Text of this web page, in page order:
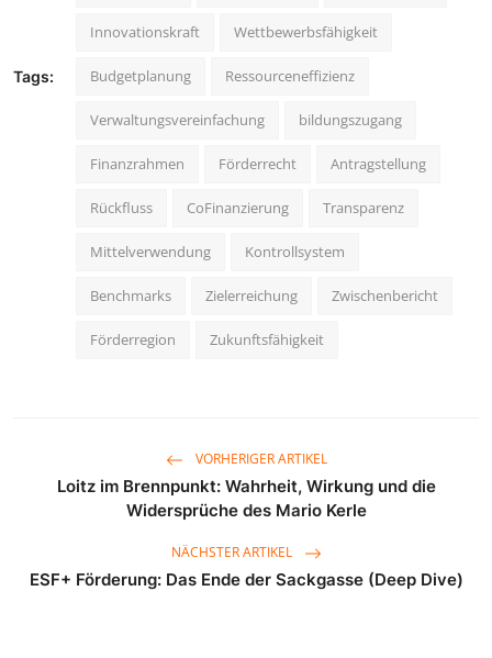
Tags:
Innovationskraft Wettbewerbsfähigkeit
Budgetplanung Ressourceneffizienz
Verwaltungsvereinfachung bildungszugang
Finanzrahmen Förderrecht Antragstellung
Rückfluss CoFinanzierung Transparenz
Mittelverwendung Kontrollsystem
Benchmarks Zielerreichung Zwischenbericht
Förderregion Zukunftsfähigkeit
VORHERIGER ARTIKEL
Loitz im Brennpunkt: Wahrheit, Wirkung und die
Widersprüche des Mario Kerle
NÄCHSTER ARTIKEL
ESF+ Förderung: Das Ende der Sackgasse (Deep Dive)